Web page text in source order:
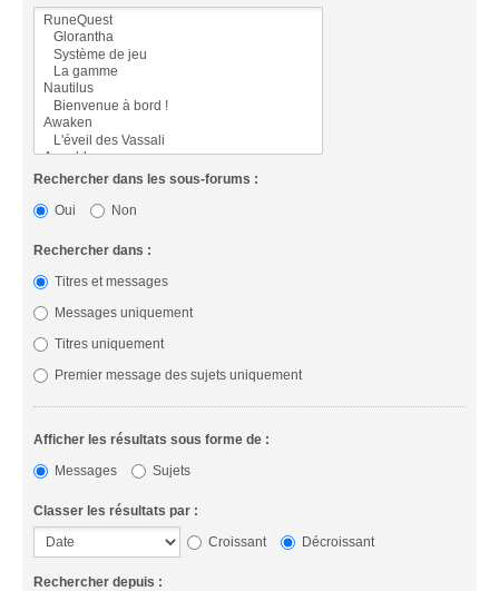
Rechercher dans les sous-forums :
Oui
Non
Rechercher dans :
Titres et messages
Messages uniquement
Titres uniquement
Premier message des sujets uniquement
Afficher les résultats sous forme de :
Messages
Sujets
Classer les résultats par :
Croissant
Décroissant
Rechercher depuis :